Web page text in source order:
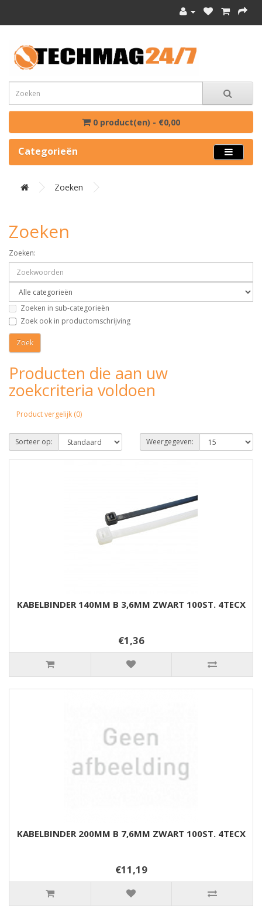
0 product(en) - €0,00
Categorieën
Zoeken
Zoeken
Zoeken:
Zoeken in sub-categorieën
Zoek ook in productomschrijving
Producten die aan uw
zoekcriteria voldoen
Product vergelijk (0)
Sorteer op: Weergegeven:
KABELBINDER 140MM B 3,6MM ZWART 100ST. 4TECX
€1,36
KABELBINDER 200MM B 7,6MM ZWART 100ST. 4TECX
€11,19